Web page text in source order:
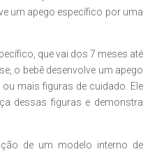
um apego específico por uma
que vai dos 7 meses até
o bebê desenvolve um apego
mais figuras de cuidado. Ele
dessas figuras e demonstra
de um modelo interno de